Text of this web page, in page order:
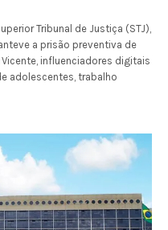
Tribunal de Justiça (STJ),
a prisão preventiva de
influenciadores digitais
adolescentes, trabalho